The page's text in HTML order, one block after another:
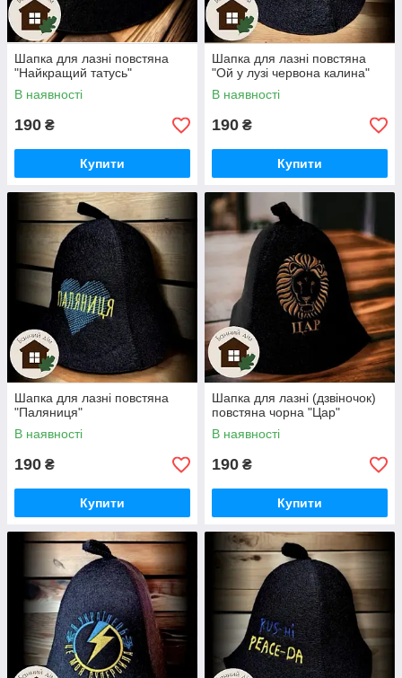
Шапка для лазні повстяна
"Найкращий татусь"
В наявності
190 ₴
Купити
Шапка для лазні повстяна
"Ой у лузі червона калина"
В наявності
190 ₴
Купити
Шапка для лазні повстяна
"Паляниця"
В наявності
190 ₴
Купити
Шапка для лазні (дзвіночок)
повстяна чорна "Цар"
В наявності
190 ₴
Купити